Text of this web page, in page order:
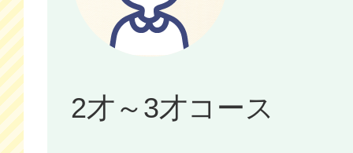
2才～3才コース